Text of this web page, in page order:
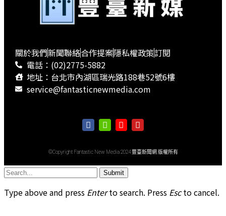
關於我們新聞聯絡合作提案隱私權政策訂閱
電話：(02)2775-5882
地址：台北市內湖區瑞光路188巷52號6樓
service@fantasticnewmedia.com
©Copyright Fantastic New Media 2024 豐臺新聞網 版權所有
Submit
Type above and press Enterto search. Press Escto cancel.